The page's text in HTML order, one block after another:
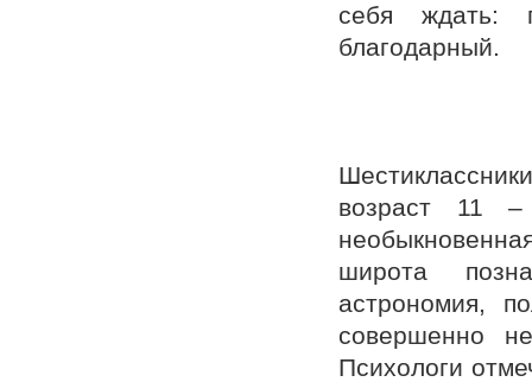
себя ждать:
благодарный.
возраст 11
широта
астрономия,
совершенно
Психологи